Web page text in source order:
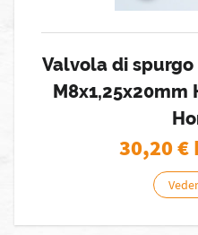
Valvola di
M8x1,25x20mm
30,20€